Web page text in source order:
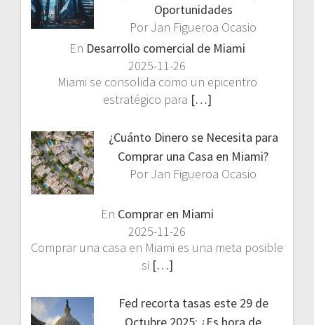
Oportunidades
Por Jan Figueroa Ocasio
En Desarrollo comercial de Miami
2025-11-26
Miami se consolida como un epicentro
estratégico para […]
¿Cuánto Dinero se Necesita para
Comprar una Casa en Miami?
Por Jan Figueroa Ocasio
En Comprar en Miami
2025-11-26
Comprar una casa en Miami es una meta posible
si […]
Fed recorta tasas este 29 de
Octubre 2025: ¿Es hora de